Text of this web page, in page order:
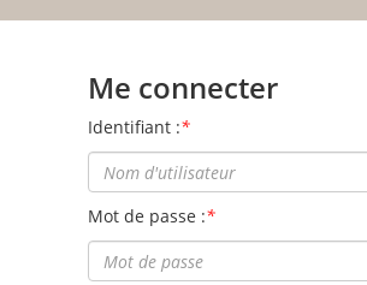
Me connecter
Identifiant :*
Mot de passe :*